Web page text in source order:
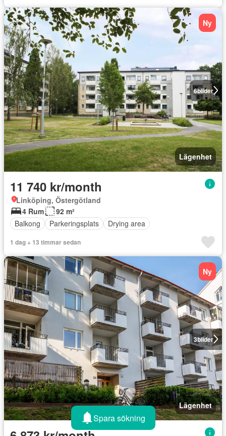
6bilder
Ny
Lägenhet
11 740 kr/month
Linköping, Östergötland
4 Rum
92 m²
Balkong
Parkeringsplats Drying area
1 dag + 13 timmar sedan
3bilder
Ny
Lägenhet
Spara sökning